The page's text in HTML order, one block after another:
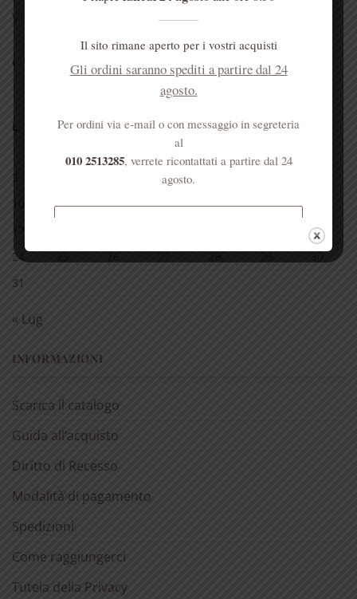
Visite
CALENDARIO ARTICOLI
M M G V S
3
6
10
11 12 13 14 15
23
24
25 26 27 28 29
30
31
« Lug
INFORMAZIONI
Scarica il catalogo
Guida all’acquisto
Diritto di Recesso
Modalità di pagamento
Spedizioni
Come raggiungerci
Tutela della Privacy
Il sito rimane aperto per i vostri acquisti
Gli ordini saranno spediti a partire dal 24
agosto.
Per ordini via e-mail o con messaggio in segreteria
al
010 2513285, verrete ricontattati a partire dal 24
agosto.
superiori a € 50